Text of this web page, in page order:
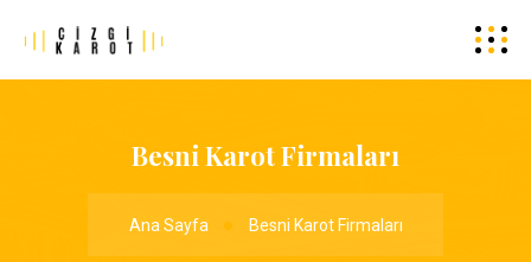
Besni Karot Firmaları
Ana Sayfa Besni Karot Firmaları